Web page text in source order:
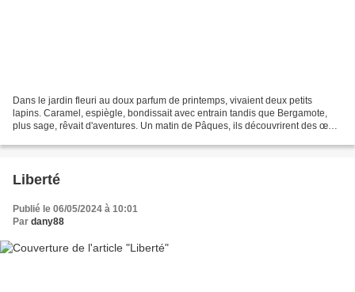
Dans le jardin fleuri au doux parfum de printemps, vivaient deux petits
lapins. Caramel, espiègle, bondissait avec entrain tandis que Bergamote,
plus sage, rêvait d'aventures. Un matin de Pâques, ils découvrirent des œufs
Liberté
Publié le 06/05/2024 à 10:01
Par dany88